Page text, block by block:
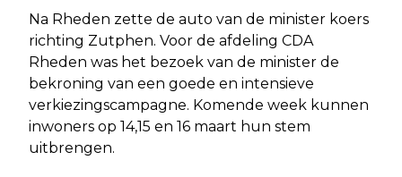
Na Rheden zette de auto van de minister koers
richting Zutphen. Voor de afdeling CDA
Rheden was het bezoek van de minister de
bekroning van een goede en intensieve
verkiezingscampagne. Komende week kunnen
inwoners op 14,15 en 16 maart hun stem
uitbrengen.